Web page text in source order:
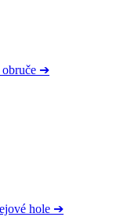
➔
hole ➔